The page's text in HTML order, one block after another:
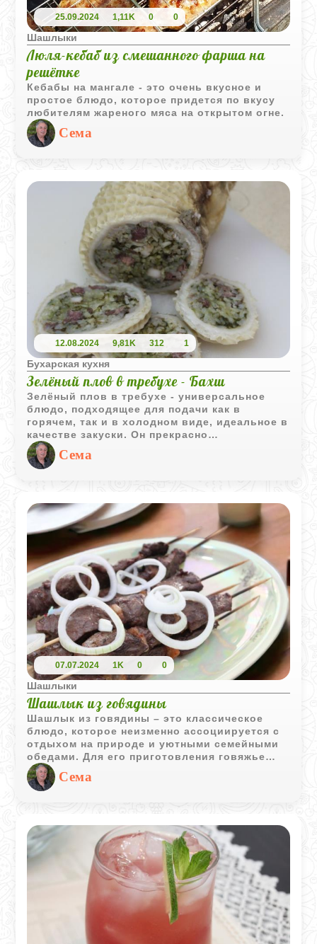
25.09.2024 1,11K 0 0
Шашлыки
Люля-кебаб из смешанного фарша на
решётке
Кебабы на мангале - это очень вкусное и
простое блюдо, которое придется по вкусу
любителям жареного мяса на открытом огне.
Сема
12.08.2024 9,81K 312 1
Бухарская кухня
Зелёный плов в требухе - Бахш
Зелёный плов в требухе - универсальное
блюдо, подходящее для подачи как в
горячем, так и в холодном виде, идеальное в
качестве закуски. Он прекрасно
разнообразит ежедневное меню и станет
изысканным экзотическим угощением для
гостей.
Сема
07.07.2024 1K 0 0
Шашлыки
Шашлык из говядины
Шашлык из говядины – это классическое
блюдо, которое неизменно ассоциируется с
отдыхом на природе и уютными семейными
обедами. Для его приготовления говяжье
мясо следует обжарить на углях со всех
сторон до полной готовности. Подавать
шашлык, украсив его свежим или
маринованным луком, что добавит блюду
Сема